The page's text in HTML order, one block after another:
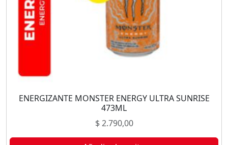
ENERGIZANTE MONSTER ENERGY ULTRA SUNRISE
473ML
$2.790,00